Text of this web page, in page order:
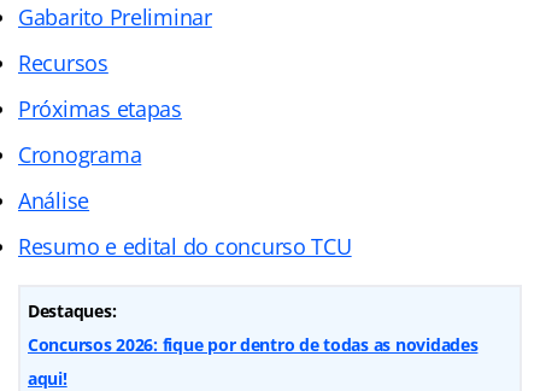
Gabarito Preliminar
Recursos
Próximas etapas
Cronograma
Análise
Resumo e edital do concurso TCU
Destaques:
Concursos 2026: fique por dentro de todas as novidades
aqui!